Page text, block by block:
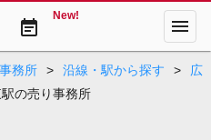
event_note
New! menu
務所 > 沿線・駅から探す >
広
の売り事務所